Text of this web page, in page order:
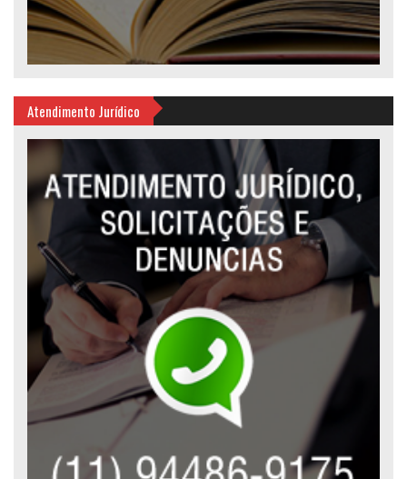
Atendimento Jurídico